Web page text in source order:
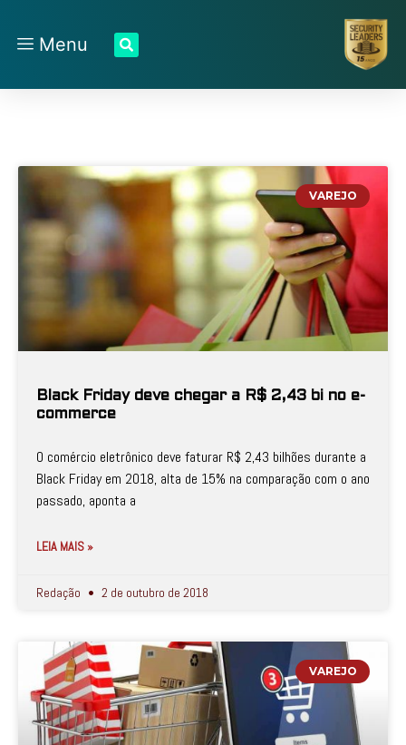
Menu
VAREJO
Black Friday deve chegar a R$ 2,43 bi no e-
commerce
O comércio eletrônico deve faturar R$ 2,43 bilhões durante a
Black Friday em 2018, alta de 15% na comparação com o ano
passado, aponta a
LEIA MAIS »
Redação 2 de outubro de 2018
VAREJO